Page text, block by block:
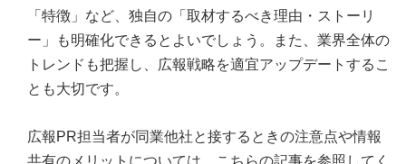
「特徴」など、独自の「取材するべき理由・ストーリ
ー」も明確化できるとよいでしょう。また、業界全体の
トレンドも把握し、広報戦略を適宜アップデートするこ
とも大切です。
広報PR担当者が同業他社と接するときの注意点や情報
共有のメリットについては、こちらの記事を参照してく